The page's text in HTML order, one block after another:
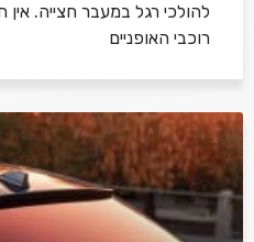
להולכי רגל במעבר חצייה.
רוכבי האופניים